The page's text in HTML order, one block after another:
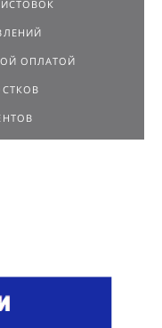
ОПЛАТОЙ